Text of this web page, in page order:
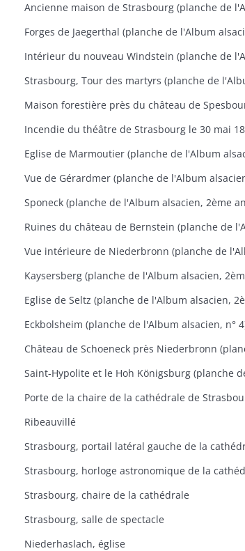
Forges de Jaegerthal (planche de l'Album
Eglise de Marmoutier (planche de l'Album
Sponeck (planche de l'Album alsacien, 2ème
Eckbolsheim (planche de l'Album alsacien, n°
Ribeauvillé
Strasbourg, portail latéral gauche de la
Strasbourg, horloge astronomique de la
Strasbourg, chaire de la cathédrale
Strasbourg, salle de spectacle
Niederhaslach, église